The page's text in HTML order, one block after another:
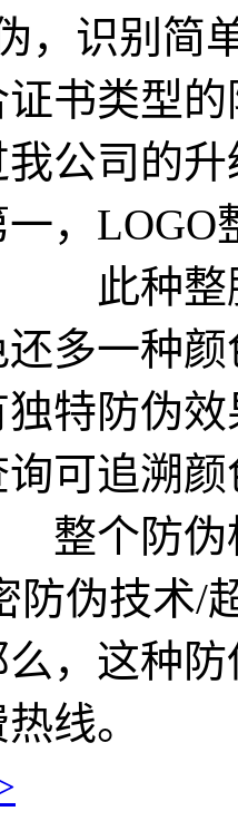
，识别
证书类型
公司的
LOGO
此种整
还多一种
特防伪
可追溯
个防伪
防伪技术/
这种防
线。